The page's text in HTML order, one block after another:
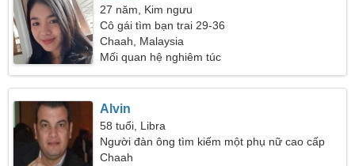
27 năm, Kim ngưu
Cô gái tìm bạn trai 29-36
Chaah, Malaysia
Mối quan hệ nghiêm túc
Alvin
58 tuổi, Libra
Người đàn ông tìm kiếm một phụ nữ cao cấp
Chaah